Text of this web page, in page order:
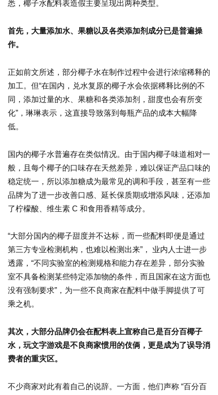
悉，椰子水配料表造假主要呈现出两种类型。
首先，大量添加水、果糖以及各类添加剂成分已是普遍操
作。
正如前文所述，部分椰子水在制作过程中会进行浓缩稀释的
加工。但“在国内，兑水复原的椰子水会依据稀释比例的不
同，添加过量的水、果糖和各类添加剂，甜度也会有所变
化”，琳琳表示，这直接导致落到每瓶产品的成本大幅降
低。
国内的椰子水普遍存在类似情况。由于国内椰子味道相对一
般，且每个椰子的口味存在天然差异，难以保证产品口味的
稳定统一，所以添加糖成为最常见的调和手段，甚至有一些
品牌为了进一步改善口感、延长保质期或增添风味，还添加
了柠檬酸、维生素 C 和食用香精等成分。
“大部分国内的椰子甜度并不达标，而一些配料即便是通过
第三方专业检测机构，也难以检测出来”， 业内人士进一步
透露，“不同实验室的检测规格和能力存在差异，部分实验
室不具备检测某些特定添加物的条件，而且国家在这方面也
没有强制要求”，为一些不良商家在配料中做手脚提供了可
乘之机。
其次，大部分品牌仍会在配料表上宣称自己是百分百椰子
水，玩文字游戏是不良商家惯用的伎俩，更是成为了误导消
费者的重灾区。
不少商家对此有着自己的说辞。一方面，他们声称 “百分百